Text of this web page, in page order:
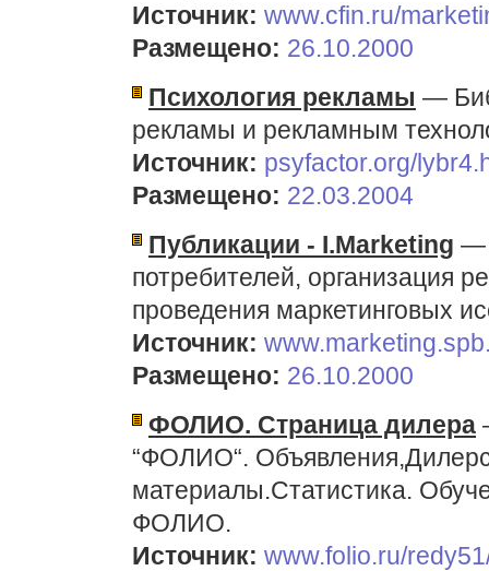
Источник: www.cfin.ru/
Размещено: 26.10.2000
Психология рекламы —
рекламы и рекламным
Источник: psyfactor.org/
Размещено: 22.03.2004
Публикации - I.Marketing —
потребителей, организация
проведения маркетинговых
Источник:
Размещено: 26.10.2000
ФОЛИО. Страница дилера
“ФОЛИО“.
материалы.Статистика.
ФОЛИО.
Источник: www.folio.ru/